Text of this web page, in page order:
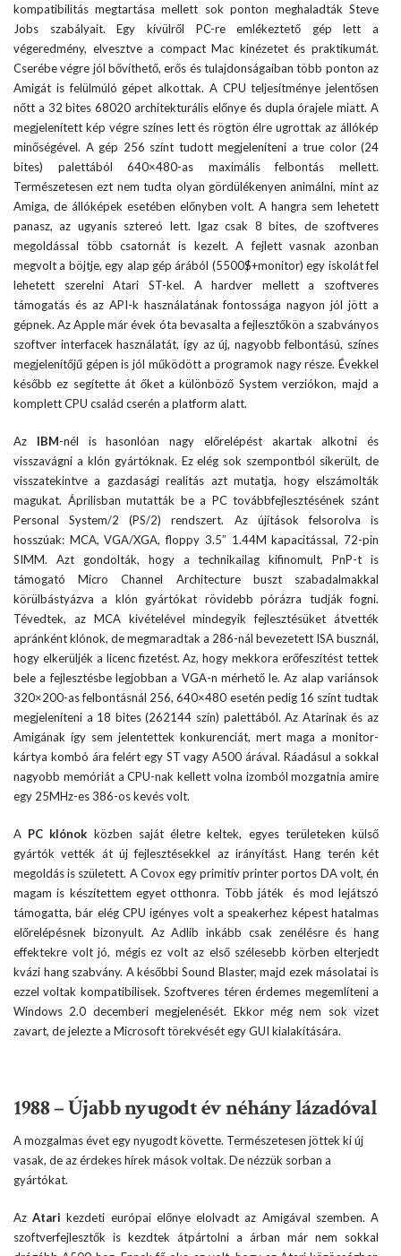
kompatibilitás megtartása mellett sok ponton meghaladták Steve
Jobs szabályait. Egy kívülről PC-re emlékeztető gép lett a
végeredmény, elvesztve a compact Mac kinézetet és praktikumát.
Cserébe végre jól bővíthető, erős és tulajdonságaiban több ponton az
Amigát is felülmúló gépet alkottak. A CPU teljesítménye jelentősen
nőtt a 32 bites 68020 architekturális előnye és dupla órajele miatt. A
megjelenített kép végre színes lett és rögtön élre ugrottak az állókép
minőségével. A gép 256 színt tudott megjeleníteni a true color (24
bites) palettából 640×480-as maximális felbontás mellett.
Természetesen ezt nem tudta olyan gördülékenyen animálni, mint az
Amiga, de állóképek esetében előnyben volt. A hangra sem lehetett
panasz, az ugyanis sztereó lett. Igaz csak 8 bites, de szoftveres
megoldással több csatornát is kezelt. A fejlett vasnak azonban
megvolt a böjtje, egy alap gép árából (5500$+monitor) egy iskolát fel
lehetett szerelni Atari ST-kel. A hardver mellett a szoftveres
támogatás és az API-k használatának fontossága nagyon jól jött a
gépnek. Az Apple már évek óta bevasalta a fejlesztőkön a szabványos
szoftver interfacek használatát, így az új, nagyobb felbontású, színes
megjelenítőjű gépen is jól működött a programok nagy része. Évekkel
később ez segítette át őket a különböző System verziókon, majd a
komplett CPU család cserén a platform alatt.
Az IBM-nél is hasonlóan nagy előrelépést akartak alkotni és
visszavágni a klón gyártóknak. Ez elég sok szempontból sikerült, de
visszatekintve a gazdasági realitás azt mutatja, hogy elszámolták
magukat. Áprilisban mutatták be a PC továbbfejlesztésének szánt
Personal System/2 (PS/2) rendszert. Az újítások felsorolva is
hosszúak: MCA, VGA/XGA, floppy 3.5″ 1.44M kapacitással, 72-pin
SIMM. Azt gondolták, hogy a technikailag kifinomult, PnP-t is
támogató Micro Channel Architecture buszt szabadalmakkal
körülbástyázva a klón gyártókat rövidebb pórázra tudják fogni.
Tévedtek, az MCA kivételével mindegyik fejlesztésüket átvették
apránként klónok, de megmaradtak a 286-nál bevezetett ISA busznál,
hogy elkerüljék a licenc fizetést. Az, hogy mekkora erőfeszítést tettek
bele a fejlesztésbe legjobban a VGA-n mérhető le. Az alap variánsok
320×200-as felbontásnál 256, 640×480 esetén pedig 16 színt tudtak
megjeleníteni a 18 bites (262144 szín) palettából. Az Atarinak és az
Amigának így sem jelentettek konkurenciát, mert maga a monitor-
kártya kombó ára felért egy ST vagy A500 árával. Ráadásul a sokkal
nagyobb memóriát a CPU-nak kellett volna izomból mozgatnia amire
egy 25MHz-es 386-os kevés volt.
A PC klónok közben saját életre keltek, egyes területeken külső
gyártók vették át új fejlesztésekkel az irányítást. Hang terén két
megoldás is született. A Covox egy primitív printer portos DA volt, én
magam is készítettem egyet otthonra. Több játék és mod lejátszó
támogatta, bár elég CPU igényes volt a speakerhez képest hatalmas
előrelépésnek bizonyult. Az Adlib inkább csak zenélésre és hang
effektekre volt jó, mégis ez volt az első szélesebb körben elterjedt
kvázi hang szabvány. A későbbi Sound Blaster, majd ezek másolatai is
ezzel voltak kompatibilisek. Szoftveres téren érdemes megemlíteni a
Windows 2.0 decemberi megjelenését. Ekkor még nem sok vizet
zavart, de jelezte a Microsoft törekvését egy GUI kialakítására.
1988 – Újabb nyugodt év néhány lázadóval
A mozgalmas évet egy nyugodt követte. Természetesen jöttek ki új
vasak, de az érdekes hírek mások voltak. De nézzük sorban a
gyártókat.
AzAtari kezdeti európai előnye elolvadt az Amigával szemben. A
szoftverfejlesztők is kezdtek átpártolni a árban már nem sokkal